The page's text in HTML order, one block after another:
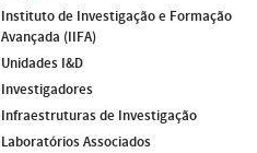
Instituto de Investigação e Formação
Avançada (IIFA)
Unidades I&D
Investigadores
Infraestruturas de Investigação
Laboratórios Associados